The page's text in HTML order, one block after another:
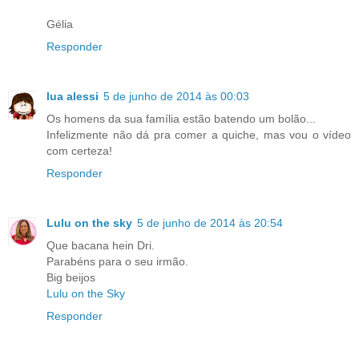
Gélia
Responder
lua alessi 5 de junho de 2014 às 00:03
Os homens da sua família estão batendo um bolão...
Infelizmente não dá pra comer a quiche, mas vou o vídeo
com certeza!
Responder
Lulu on the sky 5 de junho de 2014 às 20:54
Que bacana hein Dri.
Parabéns para o seu irmão.
Big beijos
Lulu on the Sky
Responder